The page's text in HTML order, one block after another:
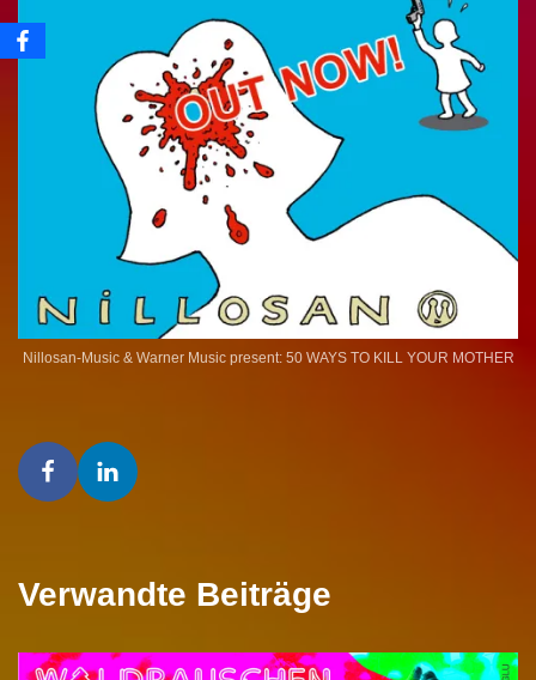
Nillosan-Music & Warner Music present: 50 WAYS TO KILL YOUR MOTHER
Verwandte Beiträge